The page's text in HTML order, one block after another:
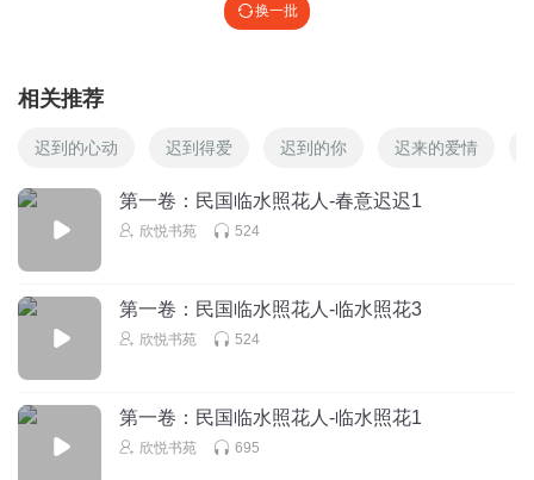
换一批
相关推荐
迟到的心动 迟到得爱 迟到的你 迟来的爱情
第一卷：民国临水照花人-春意迟迟1
欣悦书苑 524
第一卷：民国临水照花人-临水照花3
欣悦书苑 524
第一卷：民国临水照花人-临水照花1
欣悦书苑 695